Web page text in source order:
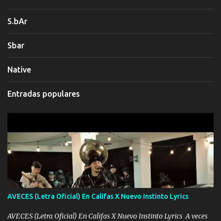
S.bAr
Sbar
Native
Entradas populares
AVECES (Letra Oficial) En Califas X Nuevo Instinto Lyrics
AVECES (Letra Oficial) En Califas X Nuevo Instinto Lyrics A veces